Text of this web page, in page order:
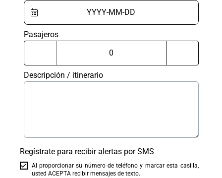
Pasajeros
Descripción / itinerario
Regístrate para recibir alertas por SMS
Al proporcionar su número de teléfono y marcar esta casilla,
usted ACEPTA recibir mensajes de texto.